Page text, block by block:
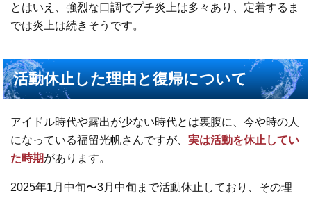
とはいえ、強烈な口調でプチ炎上は多々あり、定着するま
では炎上は続きそうです。
活動休止した理由と復帰について
アイドル時代や露出が少ない時代とは裏腹に、今や時の人
になっている福留光帆さんですが、実は活動を休止してい
た時期があります。
2025年1月中旬〜3月中旬まで活動休止しており、その理